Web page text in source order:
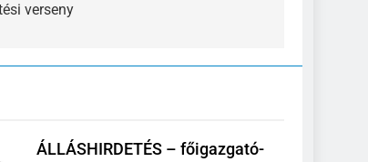
verseny
ÁLLÁSHIRDETÉS – főigazgató-